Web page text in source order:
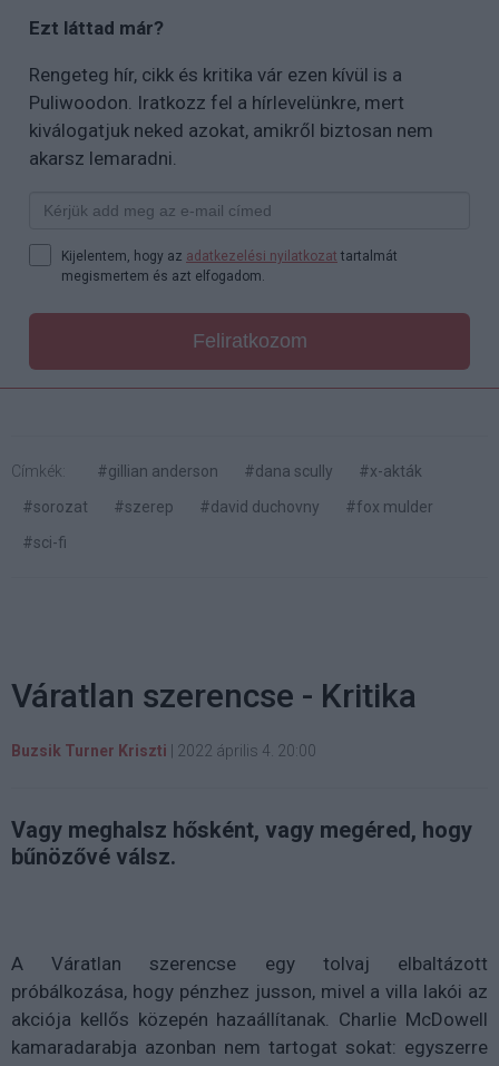
Ezt láttad már?
Rengeteg hír, cikk és kritika vár ezen kívül is a
Puliwoodon. Iratkozz fel a hírlevelünkre, mert
kiválogatjuk neked azokat, amikről biztosan nem
akarsz lemaradni.
Kijelentem, hogy az adatkezelési nyilatkozat tartalmát
megismertem és azt elfogadom.
Feliratkozom
Címkék: #gillian anderson #dana scully
#x-akták
#sorozat
#szerep #david duchovny
#fox mulder
#sci-fi
Váratlan szerencse - Kritika
Buzsik Turner Kriszti | 2022 április 4. 20:00
Vagy meghalsz hősként, vagy megéred, hogy
bűnözővé válsz.
A Váratlan szerencse egy tolvaj elbaltázott
próbálkozása, hogy pénzhez jusson, mivel a villa lakói az
akciója kellős közepén hazaállítanak. Charlie McDowell
kamaradarabja azonban nem tartogat sokat: egyszerre